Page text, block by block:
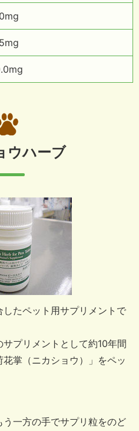
ウハーブ
たペット用サプリメントで
プリメントとして約10年間
掌（ニカショウ）」をペッ
一方の手でサプリ粒をのど